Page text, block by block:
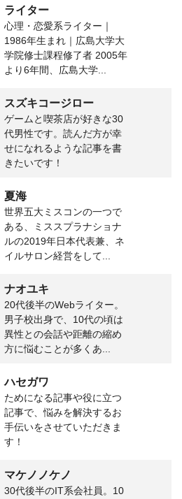
ライター
心理・恋愛系ライター｜
1986年生まれ｜広島大学大
学院修士課程修了者 2005年
より6年間、広島大学...
スズキコージロー
ゲームと喫茶店が好きな30
代男性です。読んだ方が幸
せになれるような記事を書
きたいです！
夏海
世界五大ミスコンの一つで
ある、ミススプラナショナ
ルの2019年日本代表兼、ネ
イルサロン経営をして...
ナオユキ
20代後半のWebライター。
男子校出身で、10代の頃は
異性との会話や距離の縮め
方に悩むことが多くあ...
ハセガワ
ためになる記事や役に立つ
記事で、悩みを解決するお
手伝いをさせていただきま
す！
マケノノケノ
30代後半のIT系会社員。10